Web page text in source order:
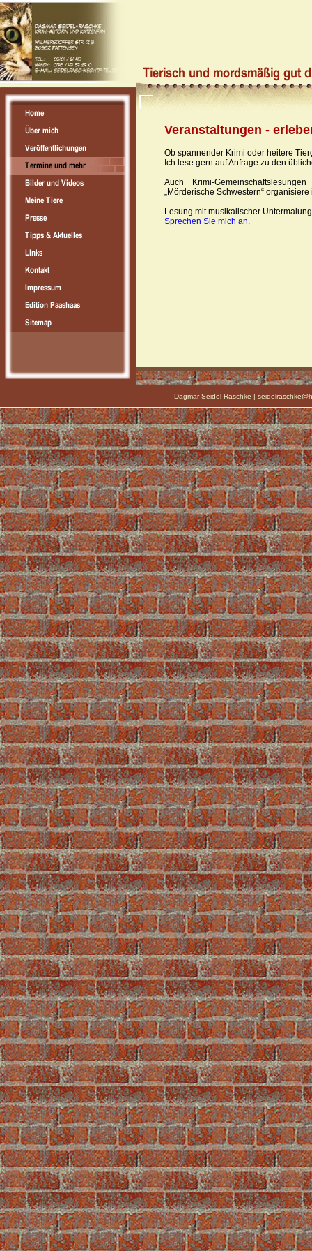
Veranstaltungen -
Ob spannender Krimi oder heitere
Ich lese gern auf Anfrage zu den
Auch Krimi-
„Mörderische Schwestern“
Lesung mit musikalischer
Sprechen Sie mich an.
Dagmar Seidel-Raschke |